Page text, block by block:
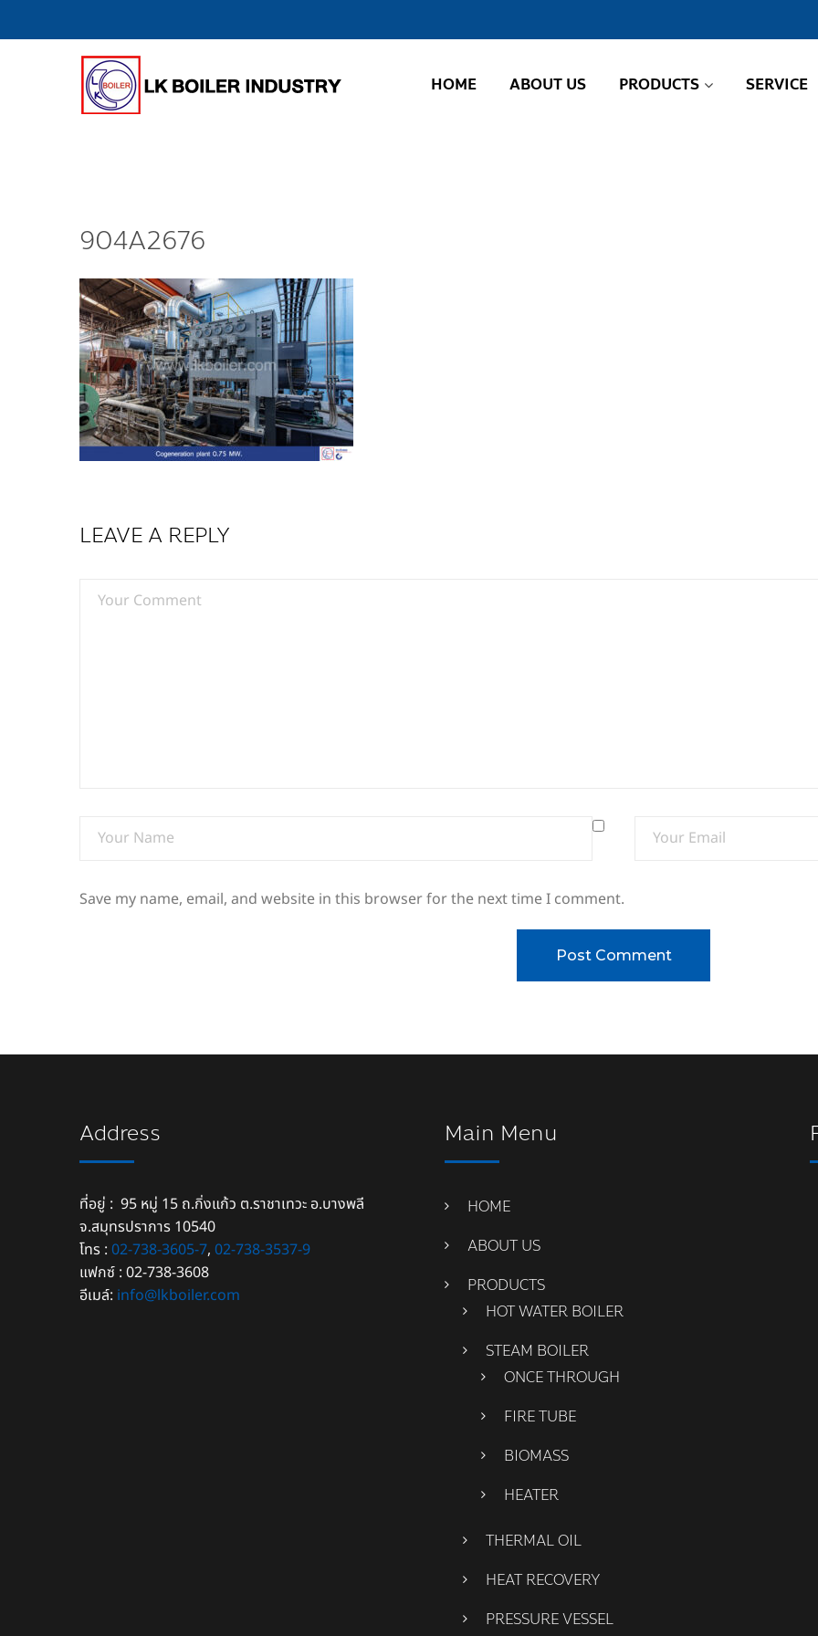
HOME ABOUT US PRODUCTS SERVICE
904A2676
LEAVE A REPLY
Save my name, email, and website in this browser for the next time I comment.
Address
ที่อยู่ : 95 หมู่ 15 ถ.กิ่งแก้ว ต.ราชาเทวะ อ.บางพลี
จ.สมุทรปราการ 10540
โทร : 02-738-3605-7, 02-738-3537-9
แฟกซ์ : 02-738-3608
อีเมล์: info@lkboiler.com
Main Menu
HOME
ABOUT US
PRODUCTS
HOT WATER BOILER
STEAM BOILER
ONCE THROUGH
FIRE TUBE
BIOMASS
HEATER
THERMAL OIL
HEAT RECOVERY
PRESSURE VESSEL